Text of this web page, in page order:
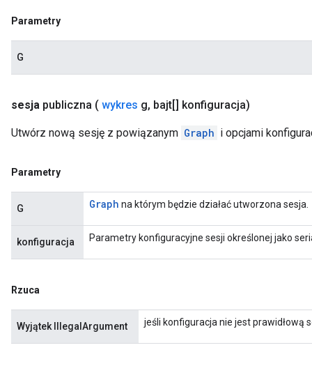
Parametry
G
sesja publiczna ( wykres g, bajt[] konfiguracja)
Utwórz nową sesję z powiązanym Graph i opcjami
Parametry
G Graph na którym będzie działać utworzona sesja.
konfiguracja Parametry konfiguracyjne sesji określonej jako
Rzuca
Wyjątek IllegalArgument jeśli konfiguracja nie jest prawidłową